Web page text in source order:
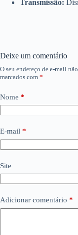
Transmissão:
Deixe um comentário
O seu endereço de e-mail
marcados com *
Nome *
E-mail *
Site
Adicionar comentário *